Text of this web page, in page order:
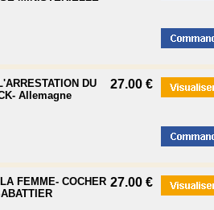
DU
Allemagne
27.00 €
FEMME- COCHER 27.00 €